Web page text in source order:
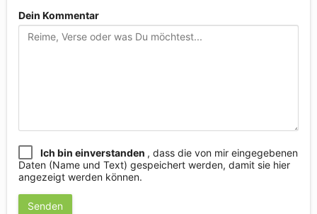
Dein Kommentar
Ich bin einverstanden , dass die von mir eingegebenen
Daten (Name und Text) gespeichert werden, damit sie hier
angezeigt werden können.
Senden